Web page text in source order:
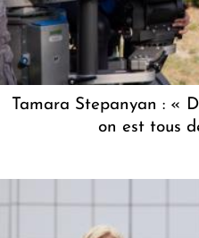
Tamara Stepanyan : «
on est tous